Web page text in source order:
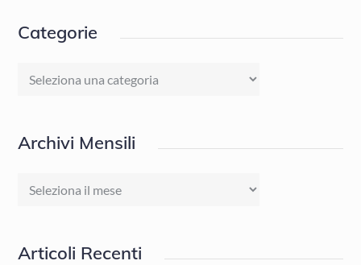
Categorie
Categorie
Archivi Mensili
Archivi
Articoli Recenti